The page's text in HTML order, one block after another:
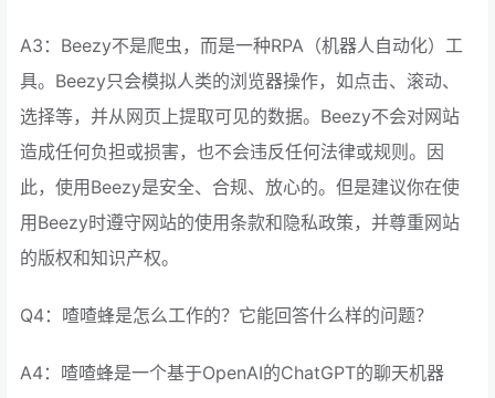
A3：Beezy不是爬虫，而是一种RPA（机器人自动化）工
具。Beezy只会模拟人类的浏览器操作，如点击、滚动、
选择等，并从网页上提取可见的数据。Beezy不会对网站
造成任何负担或损害，也不会违反任何法律或规则。因
此，使用Beezy是安全、合规、放心的。但是建议你在使
用Beezy时遵守网站的使用条款和隐私政策，并尊重网站
的版权和知识产权。
Q4：喳喳蜂是怎么工作的？它能回答什么样的问题？
A4：喳喳蜂是一个基于OpenAI的ChatGPT的聊天机器